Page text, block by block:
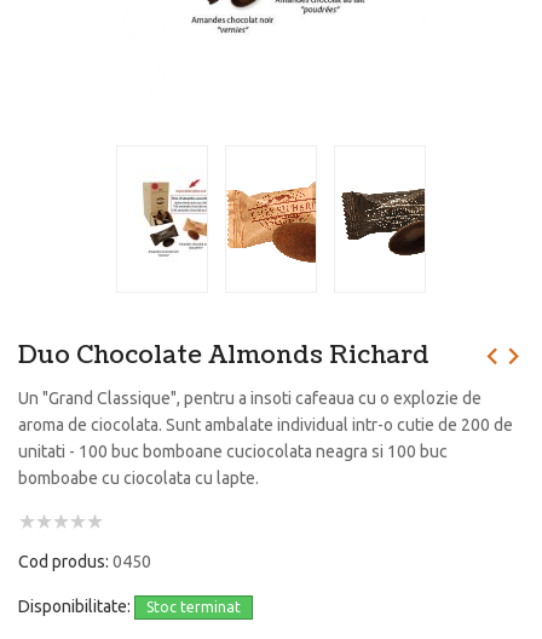
Duo Chocolate Almonds Richard
Un "Grand Classique", pentru a insoti cafeaua cu o explozie de
aroma de ciocolata. Sunt ambalate individual intr-o cutie de 200 de
unitati - 100 buc bomboane cuciocolata neagra si 100 buc
bomboabe cu ciocolata cu lapte.
Cod produs: 0450
Disponibilitate: Stoc terminat